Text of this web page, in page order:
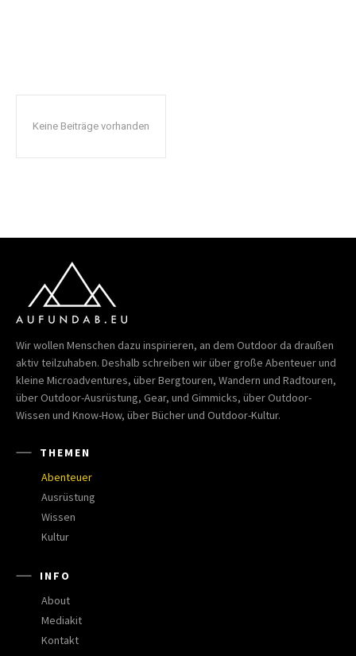
Keine Beiträge vorhanden
Wir wollen Menschen dazu inspirieren, an dem Outdoor da draußen
aktiv teilzuhaben. Deshalb schreiben wir über große Abenteuer und
kleine Microadventures, über Bergtouren, Wandern und Radtouren,
über Outdoor-Ausrüstung, Gear, und Gimmicks, über Outdoor-
Wissen und Know-How, über Bücher und Outdoor-Kultur.
THEMEN
Abenteuer
Ausrüstung
Wissen
Kultur
INFO
About
Mediakit
Kontakt